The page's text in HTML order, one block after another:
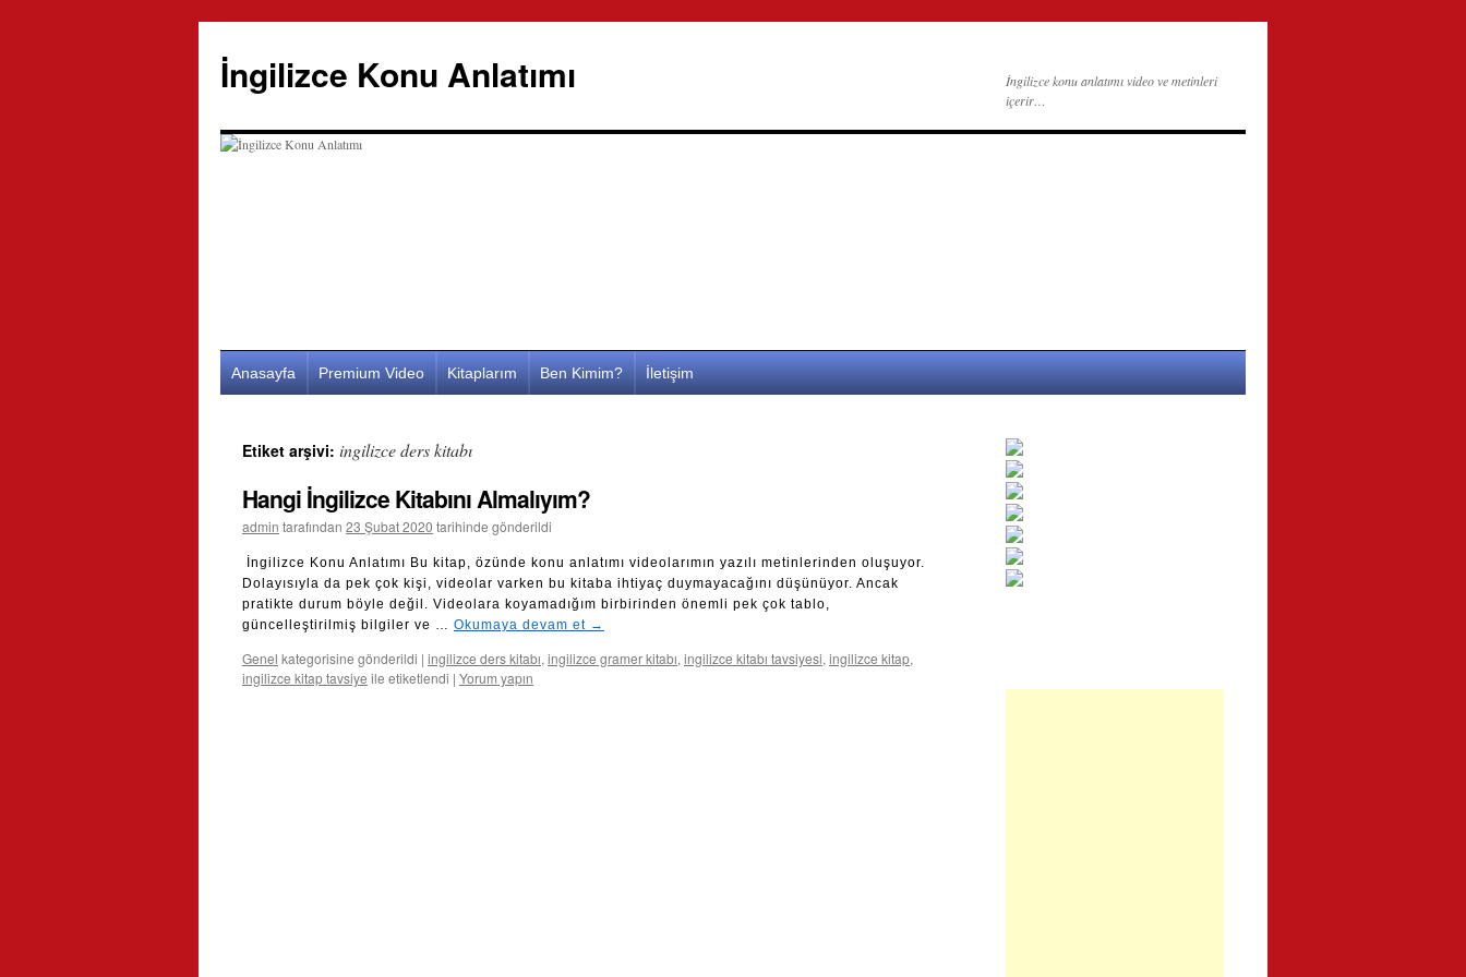
İngilizce Konu Anlatımı
İngilizce konu anlatımı video ve metinleri
içerir…
İçeriğe
Anasayfa Premium Video Kitaplarım Ben Kimim? İletişim
Etiket arşivi: ingilizce ders kitabı
Hangi İngilizce Kitabını Almalıyım?
admin tarafından 23 Şubat 2020 tarihinde gönderildi
İngilizce Konu Anlatımı Bu kitap, özünde konu anlatımı videolarımın yazılı metinlerinden oluşuyor.
Dolayısıyla da pek çok kişi, videolar varken bu kitaba ihtiyaç duymayacağını düşünüyor. Ancak
pratikte durum böyle değil. Videolara koyamadığım birbirinden önemli pek çok tablo,
güncelleştirilmiş bilgiler ve … Okumaya devam et →
Genel kategorisine gönderildi | ingilizce ders kitabı, ingilizce gramer kitabı, ingilizce kitabı tavsiyesi, ingilizce kitap,
ingilizce kitap tavsiye ile etiketlendi | Yorum yapın